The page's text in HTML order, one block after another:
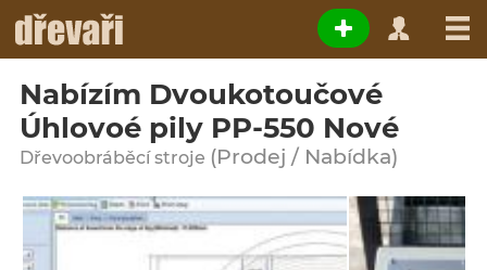
Nabízím Dvoukotoučové
Úhlovoé pily PP-550 Nové
Dřevoobráběcí stroje (Prodej / Nabídka)